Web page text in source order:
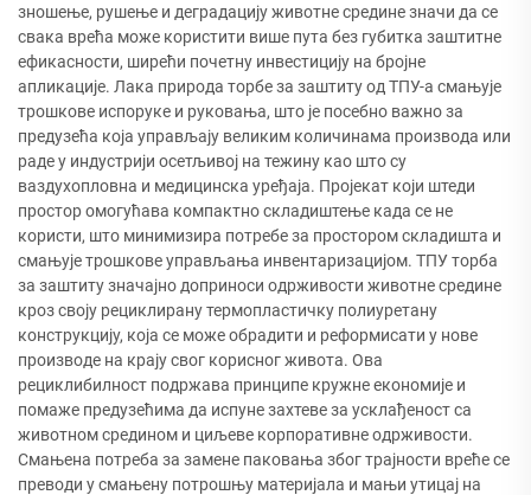
зношење, рушење и деградацију животне средине значи да се
свака врећа може користити више пута без губитка заштитне
ефикасности, ширећи почетну инвестицију на бројне
апликације. Лака природа торбе за заштиту од ТПУ-а смањује
трошкове испоруке и руковања, што је посебно важно за
предузећа која управљају великим количинама производа или
раде у индустрији осетљивој на тежину као што су
ваздухопловна и медицинска уређаја. Пројекат који штеди
простор омогућава компактно складиштење када се не
користи, што минимизира потребе за простором складишта и
смањује трошкове управљања инвентаризацијом. ТПУ торба
за заштиту значајно доприноси одрживости животне средине
кроз своју рециклирану термопластичку полиуретану
конструкцију, која се може обрадити и реформисати у нове
производе на крају свог корисног живота. Ова
рециклибилност подржава принципе кружне економије и
помаже предузећима да испуне захтеве за усклађеност са
животном средином и циљеве корпоративне одрживости.
Смањена потреба за замене паковања због трајности вреће се
преводи у смањену потрошњу материјала и мањи утицај на